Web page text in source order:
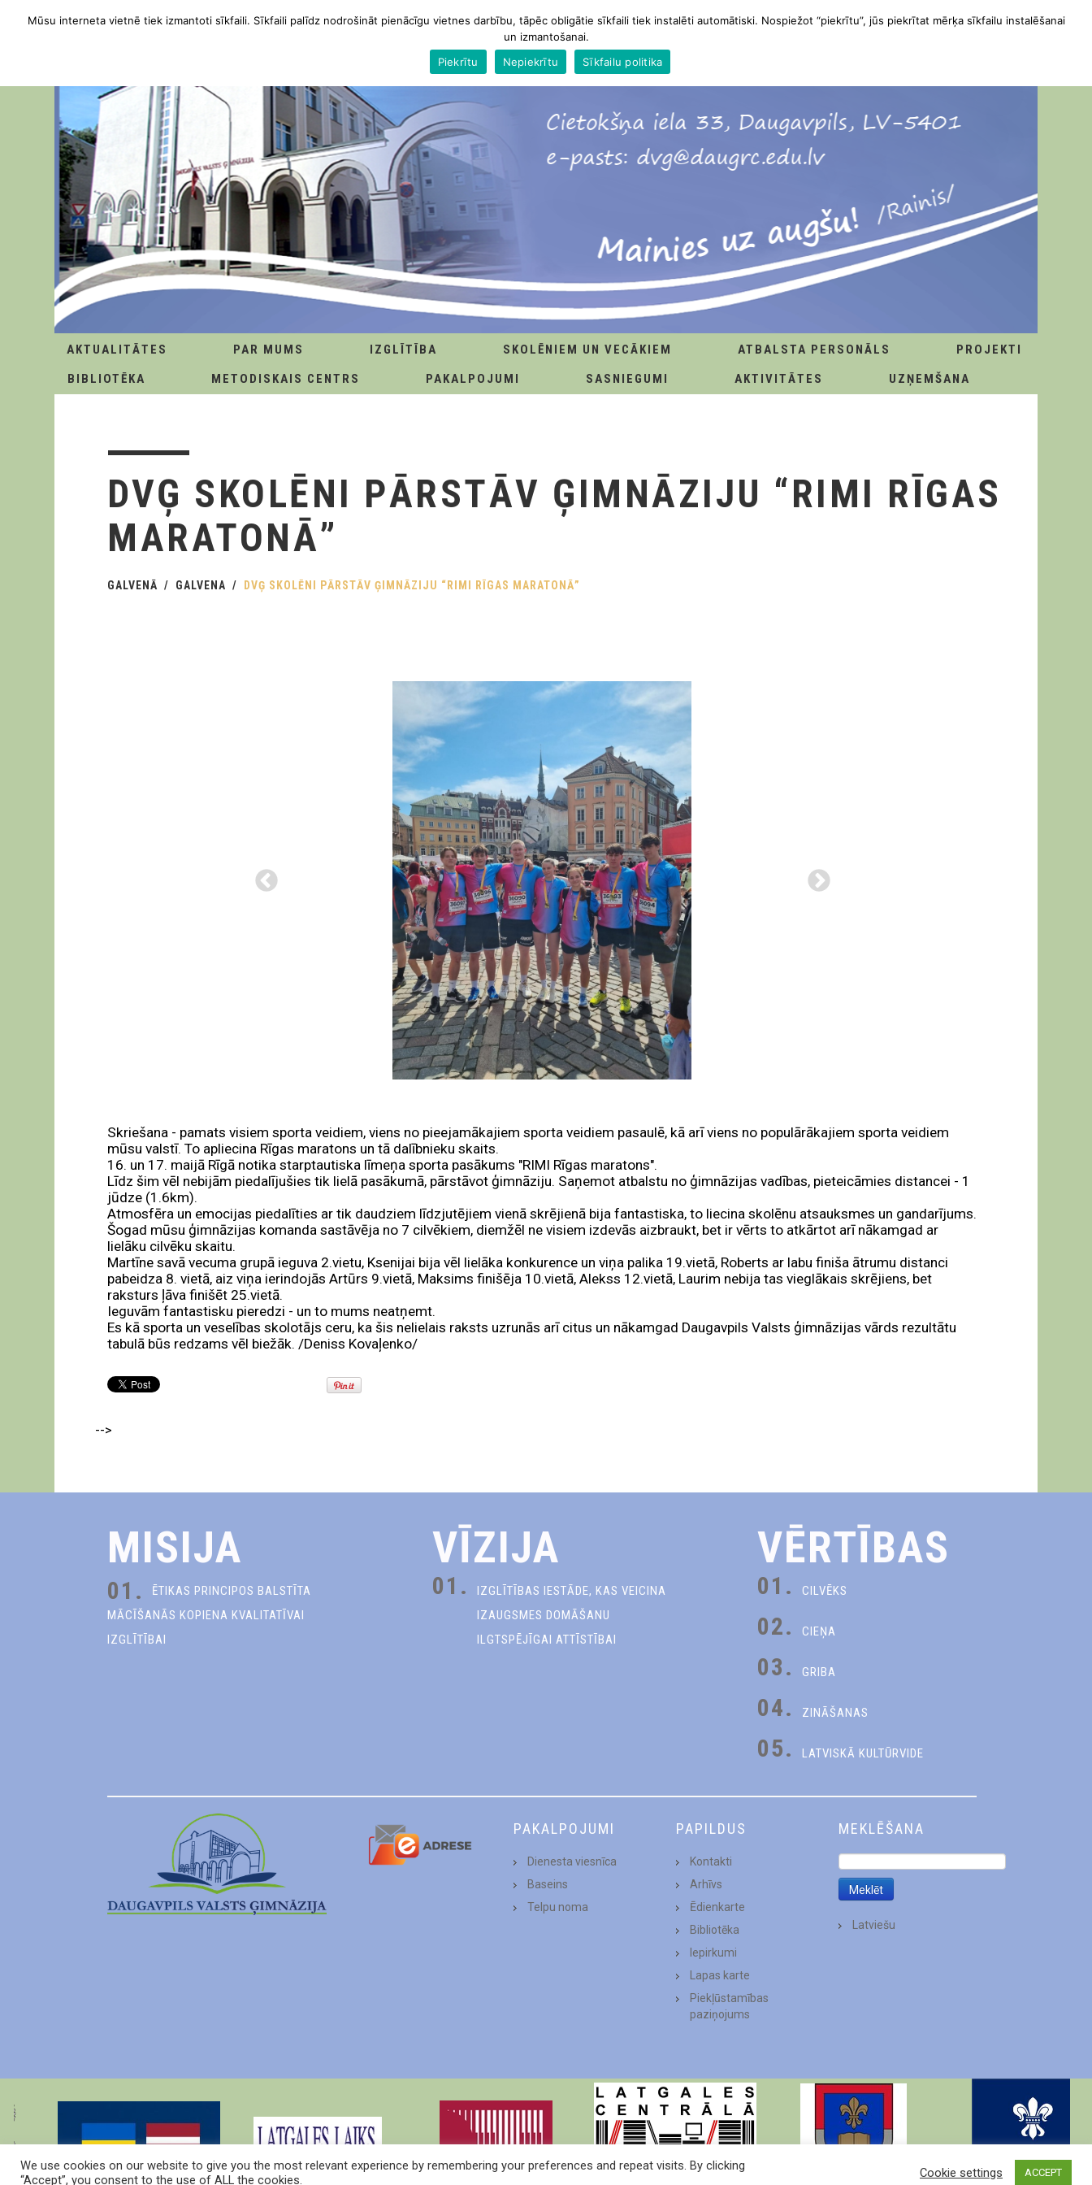
AKTUALITĀTES PAR MUMS IZGLĪTĪBA SKOLĒNIEM UN VECĀKIEM ATBALSTA PERSONĀLS
PROJEKTI
BIBLIOTĒKA
METODISKAIS CENTRS PAKALPOJUMI SASNIEGUMI AKTIVITĀTES UZŅEMŠANA
DVĢ SKOLĒNI PĀRSTĀV ĢIMNĀZIJU “RIMI RĪGAS
MARATONĀ”
GALVENĀ GALVENA DVĢ SKOLĒNI PĀRSTĀV ĢIMNĀZIJU “RIMI RĪGAS MARATONĀ”
Skriešana - pamats visiem sporta veidiem, viens no pieejamākajiem sporta veidiem pasaulē, kā arī viens no populārākajiem sporta veidiem
mūsu valstī. To apliecina Rīgas maratons un tā dalībnieku skaits.
16. un 17. maijā Rīgā notika starptautiska līmeņa sporta pasākums "RIMI Rīgas maratons".
Līdz šim vēl nebijām piedalījušies tik lielā pasākumā, pārstāvot ģimnāziju. Saņemot atbalstu no ģimnāzijas vadības, pieteicāmies distancei - 1
jūdze (1.6km).
Atmosfēra un emocijas piedalīties ar tik daudziem līdzjutējiem vienā skrējienā bija fantastiska, to liecina skolēnu atsauksmes un gandarījums.
Šogad mūsu ģimnāzijas komanda sastāvēja no 7 cilvēkiem, diemžēl ne visiem izdevās aizbraukt, bet ir vērts to atkārtot arī nākamgad ar
lielāku cilvēku skaitu.
Martīne savā vecuma grupā ieguva 2.vietu, Ksenijai bija vēl lielāka konkurence un viņa palika 19.vietā, Roberts ar labu finiša ātrumu distanci
pabeidza 8. vietā, aiz viņa ierindojās Artūrs 9.vietā, Maksims finišēja 10.vietā, Alekss 12.vietā, Laurim nebija tas vieglākais skrējiens, bet
raksturs ļāva finišēt 25.vietā.
Ieguvām fantastisku pieredzi - un to mums neatņemt.
Es kā sporta un veselības skolotājs ceru, ka šis nelielais raksts uzrunās arī citus un nākamgad Daugavpils Valsts ģimnāzijas vārds rezultātu
tabulā būs redzams vēl biežāk. /Deniss Kovaļenko/
-->
MISIJA
01.
ĒTIKAS PRINCIPOS BALSTĪTA
MĀCĪŠANĀS KOPIENA KVALITATĪVAI
IZGLĪTĪBAI
VĪZIJA
01.
IZGLĪTĪBAS IESTĀDE, KAS VEICINA
IZAUGSMES DOMĀŠANU
ILGTSPĒJĪGAI ATTĪSTĪBAI
VĒRTĪBAS
01. CILVĒKS
02. CIEŅA
03. GRIBA
04. ZINĀŠANAS
05. LATVISKĀ KULTŪRVIDE
PAKALPOJUMI
Dienesta viesnīca
Baseins
Telpu noma
PAPILDUS
Kontakti
Arhīvs
Ēdienkarte
Bibliotēka
Iepirkumi
Lapas karte
Piekļūstamības
paziņojums
MEKLĒŠANA
Latviešu
We use cookies on our website to give you the most relevant experience by remembering your preferences and repeat visits. By clicking
“Accept”, you consent to the use of ALL the cookies.
Cookie settings ACCEPT
Mūsu interneta vietnē tiek izmantoti sīkfaili. Sīkfaili palīdz nodrošināt pienācīgu vietnes darbību, tāpēc obligātie sīkfaili tiek instalēti automātiski. Nospiežot “piekrītu”, jūs piekrītat mērķa sīkfailu instalēšanai
un izmantošanai.
Piekrītu
Nepiekrītu Sīkfailu politika